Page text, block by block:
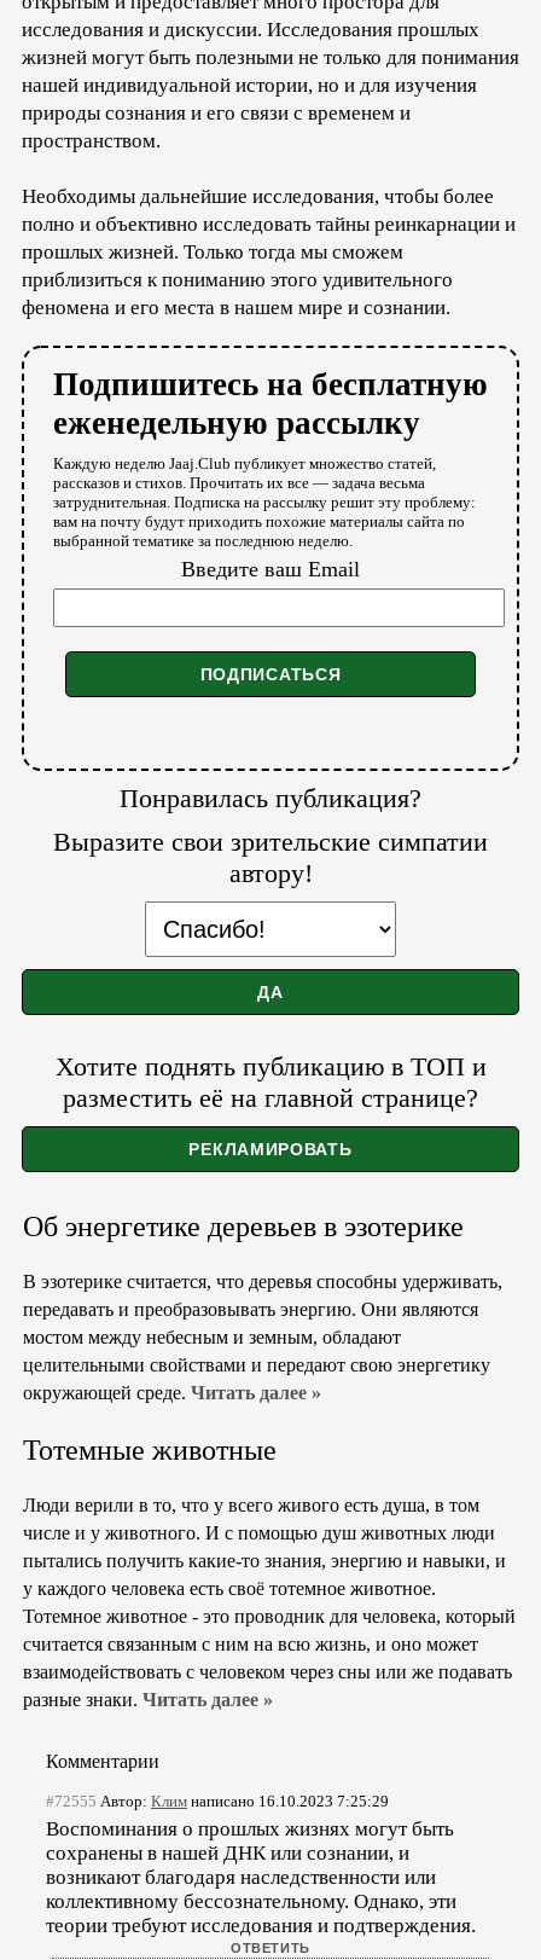
исследования и дискуссии. Исследования прошлых
жизней могут быть полезными не только для понимания
нашей индивидуальной истории, но и для изучения
природы сознания и его связи с временем и
пространством.
Необходимы дальнейшие исследования, чтобы более
полно и объективно исследовать тайны реинкарнации и
прошлых жизней. Только тогда мы сможем
приблизиться к пониманию этого удивительного
феномена и его места в нашем мире и сознании.
Подпишитесь на бесплатную
еженедельную рассылку
Каждую неделю Jaaj.Club публикует множество статей,
рассказов и стихов. Прочитать их все — задача весьма
затруднительная. Подписка на рассылку решит эту проблему:
вам на почту будут приходить похожие материалы сайта по
выбранной тематике за последнюю неделю.
Введите ваш Email
Понравилась публикация?
Выразите свои зрительские симпатии
автору!
Хотите поднять публикацию в ТОП и
разместить её на главной странице?
Об энергетике деревьев в эзотерике
В эзотерике считается, что деревья способны удерживать,
передавать и преобразовывать энергию. Они являются
мостом между небесным и земным, обладают
целительными свойствами и передают свою энергетику
окружающей среде. Читать далее »
Тотемные животные
Люди верили в то, что у всего живого есть душа, в том
числе и у животного. И с помощью душ животных люди
пытались получить какие-то знания, энергию и навыки, и
у каждого человека есть своё тотемное животное.
Тотемное животное - это проводник для человека, который
считается связанным с ним на всю жизнь, и оно может
взаимодействовать с человеком через сны или же подавать
разные знаки. Читать далее »
Комментарии
#72555 Автор: Клим написано 16.10.2023 7:25:29
Воспоминания о прошлых жизнях могут быть
сохранены в нашей ДНК или сознании, и
возникают благодаря наследственности или
коллективному бессознательному. Однако, эти
теории требуют исследования и подтверждения.